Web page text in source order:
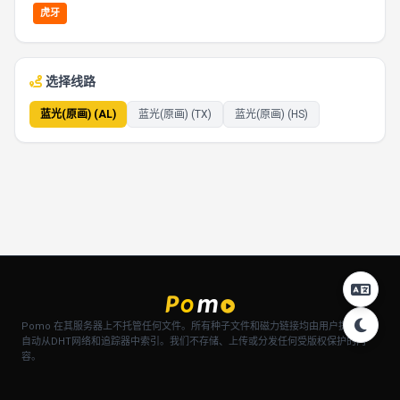
虎牙
选择线路
蓝光(原画) (AL) 蓝光(原画) (TX) 蓝光(原画) (HS)
Pomo 在其服务器上不托管任何文件。所有种子文件和磁力链接均由用户提供，并
自动从DHT网络和追踪器中索引。我们不存储、上传或分发任何受版权保护的内
容。